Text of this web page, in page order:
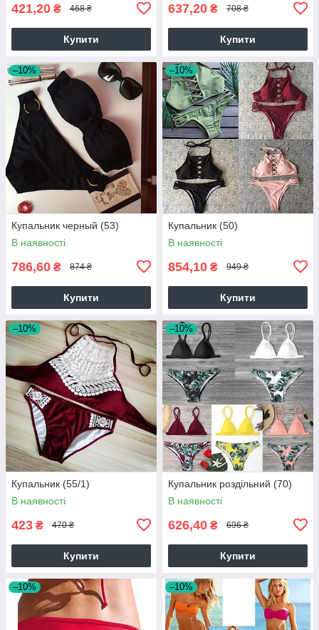
421,20 ₴ 468 ₴
Купити
637,20 ₴ 708 ₴
Купити
–10%
Купальник черный (53)
В наявності
786,60 ₴ 874 ₴
Купити
–10%
Купальник (50)
В наявності
854,10 ₴ 949 ₴
Купити
–10%
Купальник (55/1)
В наявності
423 ₴ 470 ₴
Купити
–10%
Купальник роздільний (70)
В наявності
626,40 ₴ 696 ₴
Купити
–10% –10%